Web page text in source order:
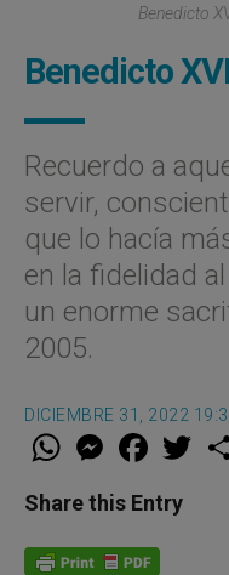
Benedicto
Benedicto
Recuerdo a
servir,
que lo hacía
en la fidelidad
un enorme
2005.
DICIEMBRE 31, 2022
W
t
s
p
M
e
s
e
g
F
a
e
b
o
w
Share this Entry